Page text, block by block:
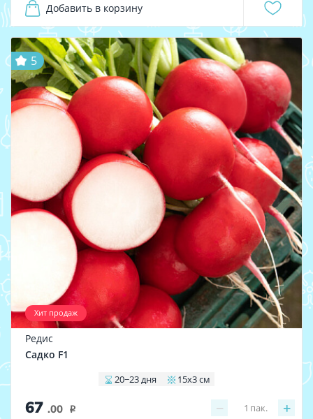
Добавить в корзину
Хит продаж
5
Редис
Садко F1
20−23 дня 15x3 см
67 .00 i − +
1 пак.